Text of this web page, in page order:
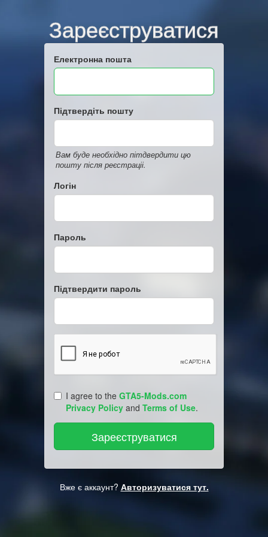
Зареєструватися
Електронна пошта
Підтвердіть пошту
Вам буде необхідно пітдвердити цю
пошту після реєстраціі.
Логін
Пароль
Підтвердити пароль
I agree to the GTA5-Mods.com
Privacy Policy and Terms of Use.
Вже є аккаунт? Авторизуватися тут.